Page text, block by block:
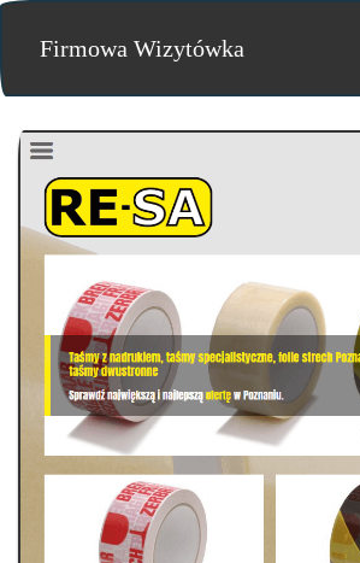
Firmowa Wizytówka